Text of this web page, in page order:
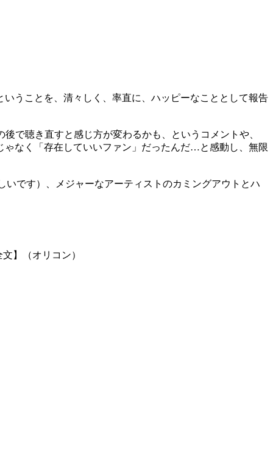
うことを、清々しく、率直に、ハッピーなこととして報告
で聴き直すと感じ方が変わるかも、というコメントや、
なく「存在していいファン」だったんだ…と感動し、無限
です）、メジャーなアーティストのカミングアウトとハ
】（オリコン）